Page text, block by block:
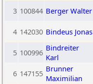
3 100844 Berger Walter
4 142030 Bindeus Jonas
5 100996 Bindreiter
Karl
6 147155 Brunner
Maximilian